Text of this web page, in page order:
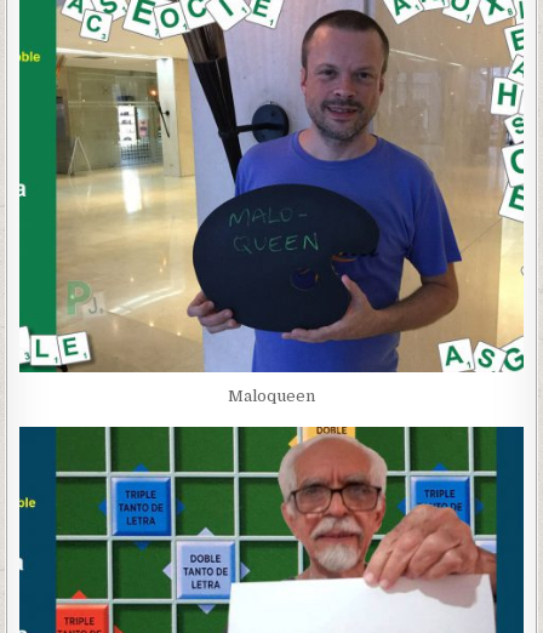
Maloqueen